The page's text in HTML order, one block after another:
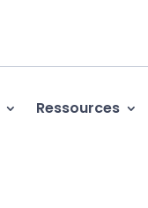
Ressources